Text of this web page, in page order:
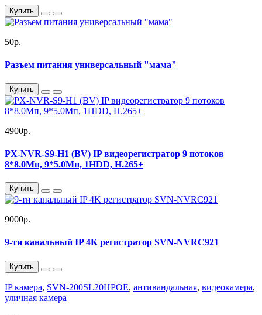
Купить
50р.
Разъем питания универсальный "мама"
Купить
4900р.
PX-NVR-S9-H1 (BV) IP видеорегистратор 9 потоков
8*8.0Мп, 9*5.0Мп, 1HDD, H.265+
Купить
9000р.
9-ти канальный IP 4K регистратор SVN-NVRС921
Купить
IP камера, SVN-200SL20HPOE, антивандальная, видеокамера,
уличная камера